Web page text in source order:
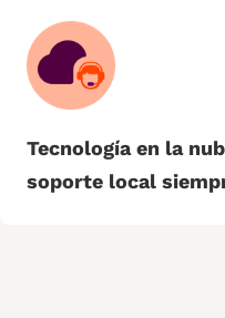
Tecnología en la
soporte local